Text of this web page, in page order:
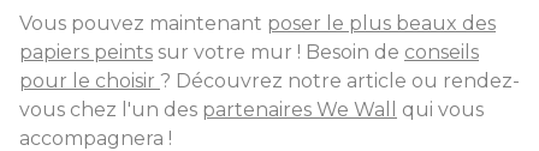
Vous pouvez maintenant poser le plus beaux des
papiers peints sur votre mur ! Besoin de conseils
pour le choisir ? Découvrez notre article ou rendez-
vous chez l'un des partenaires We Wall
qui vous
accompagnera !